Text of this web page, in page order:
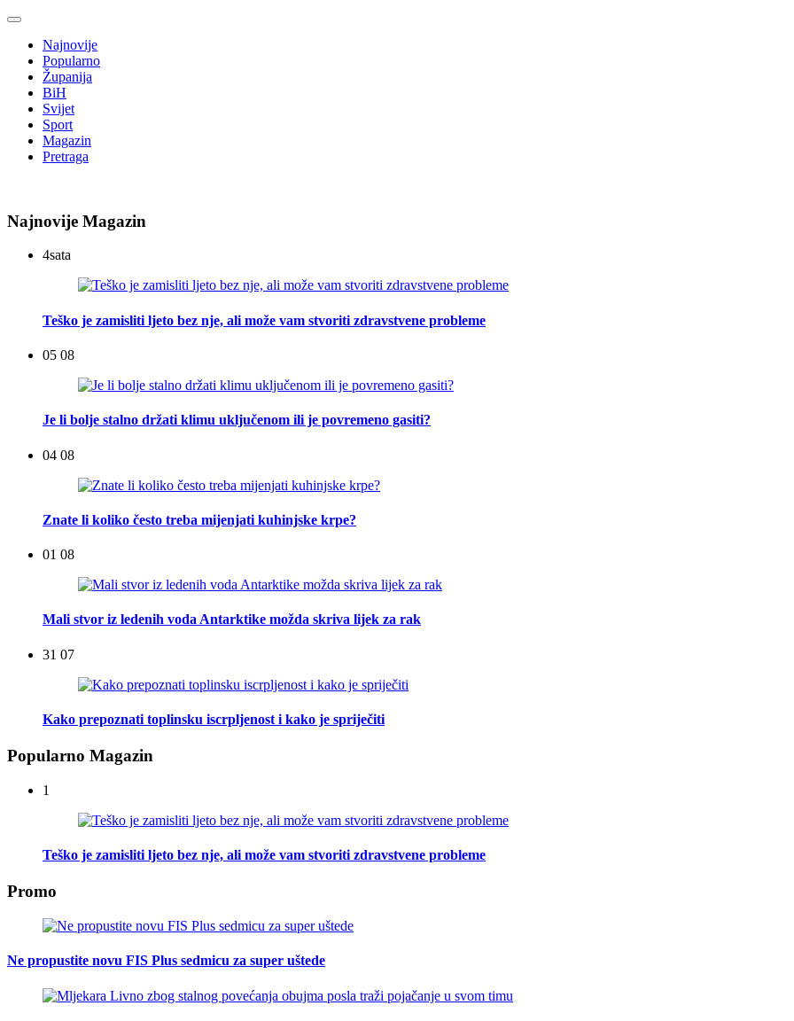
Najnovije
Popularno
Županija
BiH
Svijet
Sport
Magazin
Pretraga
Najnovije Magazin
4sata
Teško je zamisliti ljeto bez nje, ali može vam stvoriti zdravstvene probleme
05 08
Je li bolje stalno držati klimu uključenom ili je povremeno gasiti?
04 08
Znate li koliko često treba mijenjati kuhinjske krpe?
01 08
Mali stvor iz ledenih voda Antarktike možda skriva lijek za rak
31 07
Kako prepoznati toplinsku iscrpljenost i kako je spriječiti
Popularno Magazin
1
Teško je zamisliti ljeto bez nje, ali može vam stvoriti zdravstvene probleme
Promo
Ne propustite novu FIS Plus sedmicu za super uštede